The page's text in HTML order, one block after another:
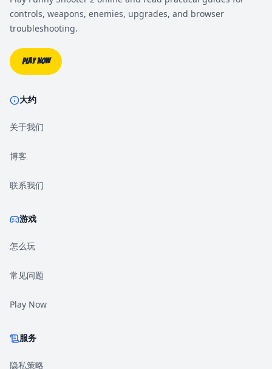
controls, weapons, enemies, upgrades, and browser
troubleshooting.
Play Now
大约
关于我们
博客
联系我们
游戏
怎么玩
常见问题
Play Now
服务
隐私策略